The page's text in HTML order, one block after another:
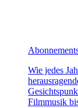
Wie jedes
Filmmusik